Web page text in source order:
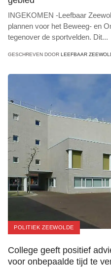
INGEKOMEN -Leefbaar
plannen voor het Beweeg- en
tegenover de sportvelden. Dit...
GESCHREVEN DOOR LEEFBAAR
POLITIEK ZEEWOLDE
College geeft positief
voor onbepaalde tijd te